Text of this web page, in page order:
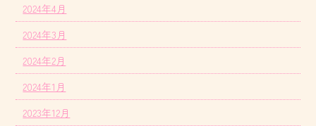
2024年4月
2024年3月
2024年2月
2024年1月
2023年12月